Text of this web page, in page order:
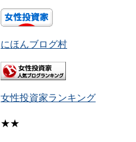
にほんブログ村
女性投資家ランキング
★★